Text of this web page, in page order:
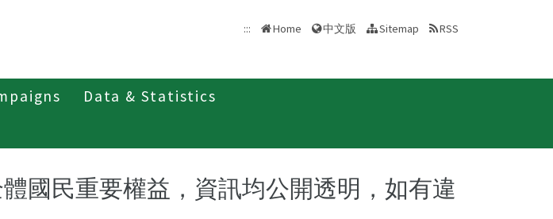
::: Home 中文版 Sitemap RSS
Data & Statistics
國民重要權益，資訊均公開透明，如有違